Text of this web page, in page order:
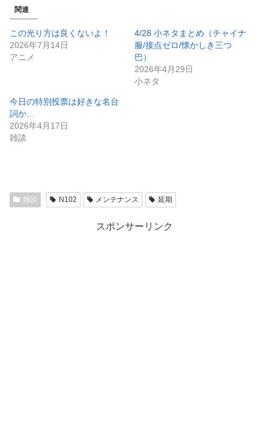
関連
この光り方は良くないよ！
2026年7月14日
アニメ
4/28 小ネタまとめ（チャイナ
服/接点ゼロ/懐かしき三つ
巴）
2026年4月29日
小ネタ
今日の特別投票は好きな名台
詞か…
2026年4月17日
雑談
雑談 N102 メンテナンス 延期
スポンサーリンク